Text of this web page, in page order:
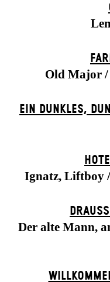
Old Major /
EIN DUNK­LES,
Ignatz, Liftboy /
Der alte Mann,